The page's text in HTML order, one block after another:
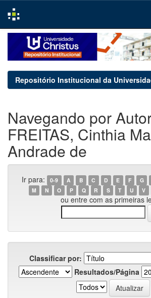
navigation
Repositório Institucional da
Navegando por
FREITAS, Cinthia
Andrade de
Ir para: 0-9 A B C D E F G
M
N O P Q R S T U V
ou entre com as primeiras
Classificar por:
Resultados/Página